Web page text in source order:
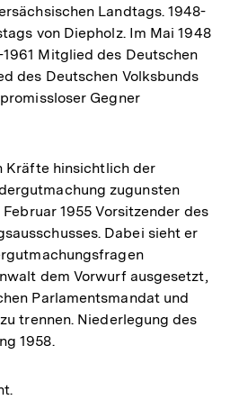
Landtags. 1948-
von Diepholz. Im Mai 1948
1961 Mitglied des Deutschen
des Deutschen Volksbunds
Gegner
Kräfte hinsichtlich der
zugunsten
1955 Vorsitzender des
Dabei sieht er
dem Vorwurf ausgesetzt,
Parlamentsmandat und
trennen. Niederlegung des
1958.